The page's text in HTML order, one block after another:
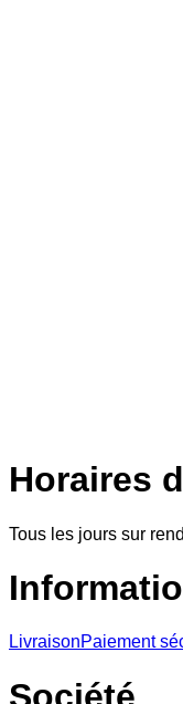
Horaires
Tous les jours sur
LivraisonPaiement